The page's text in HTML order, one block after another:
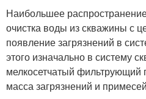
Наибольшее
очистка воды из скважины с
появление загрязнений в
этого изначально в систему
мелкосетчатый фильтрующий
масса загрязнений и